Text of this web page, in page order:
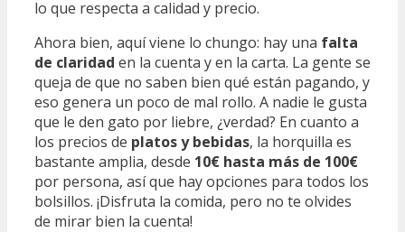
lo que respecta a calidad y precio.
Ahora bien, aquí viene lo chungo: hay una falta
de claridad en la cuenta y en la carta. La gente se
queja de que no saben bien qué están pagando, y
eso genera un poco de mal rollo. A nadie le gusta
que le den gato por liebre, ¿verdad? En cuanto a
los precios de platos y bebidas, la horquilla es
bastante amplia, desde 10€ hasta más de 100€
por persona, así que hay opciones para todos los
bolsillos. ¡Disfruta la comida, pero no te olvides
de mirar bien la cuenta!